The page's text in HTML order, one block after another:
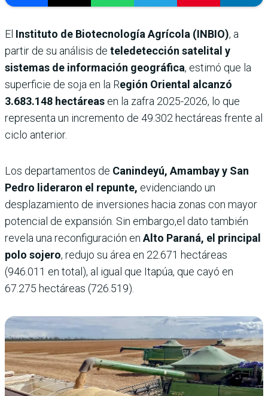
El Instituto de Biotecnología Agrícola (INBIO), a
partir de su análisis de teledetección satelital y
sistemas de información geográfica, estimó que la
superficie de soja en la Región Oriental alcanzó
3.683.148 hectáreas en la zafra 2025-2026, lo que
representa un incremento de 49.302 hectáreas frente al
ciclo anterior.
Los departamentos de Canindeyú, Amambay y San
Pedro lideraron el repunte, evidenciando un
desplazamiento de inversiones hacia zonas con mayor
potencial de expansión. Sin embargo,el dato también
revela una reconfiguración en Alto Paraná, el principal
polo sojero, redujo su área en 22.671 hectáreas
(946.011 en total), al igual que Itapúa, que cayó en
67.275 hectáreas (726.519).